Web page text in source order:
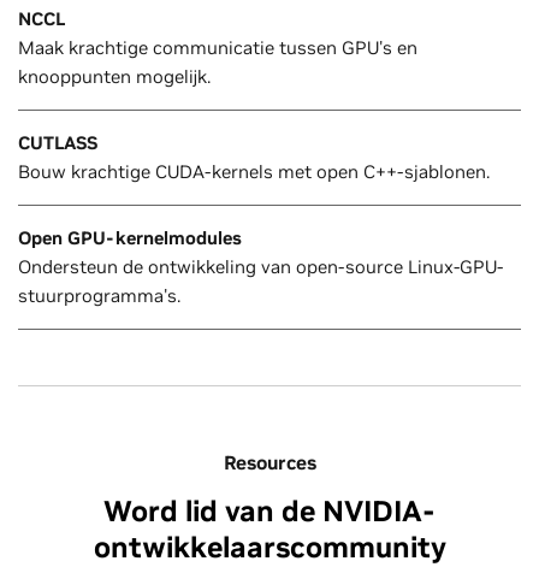
NCCL
Maak krachtige communicatie tussen GPU's en
knooppunten mogelijk.
CUTLASS
Bouw krachtige CUDA-kernels met open C++-sjablonen.
Open GPU-kernelmodules
Ondersteun de ontwikkeling van open-source Linux-GPU-
stuurprogramma's.
Resources
Word lid van de NVIDIA-
ontwikkelaarscommunity